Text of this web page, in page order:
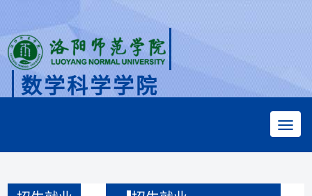
数学科学学院